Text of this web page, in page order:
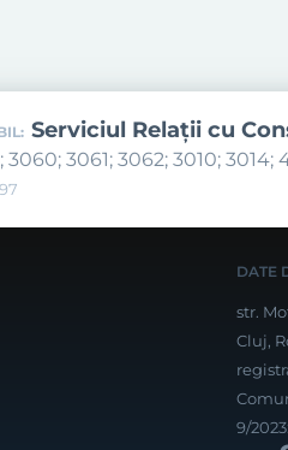
Serviciul Relaţii cu
3061; 3062; 3010; 3014;
DATE
str.
Cluj,
9/2023: